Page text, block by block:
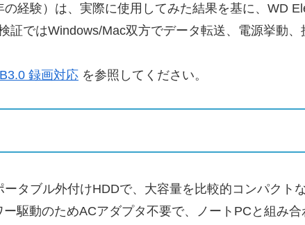
経験）は、実際に使用してみた結果を基に、WD
証ではWindows/Mac双方でデータ転送、電源挙動
録画対応 を参照してください。
タブル外付けHDDで、大容量を比較的コンパクト
駆動のためACアダプタ不要で、ノートPCと組み